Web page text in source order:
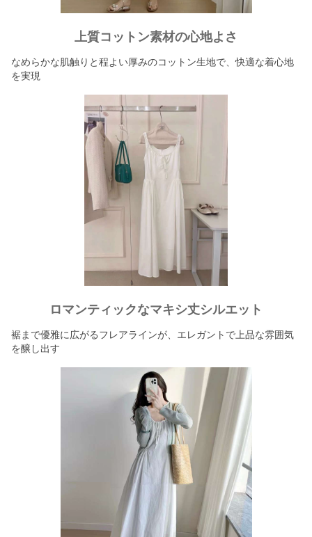
上質コットン素材の心地よさ
なめらかな肌触りと程よい厚みのコットン生地で、快適な着心地
を実現
ロマンティックなマキシ丈シルエット
裾まで優雅に広がるフレアラインが、エレガントで上品な雰囲気
を醸し出す